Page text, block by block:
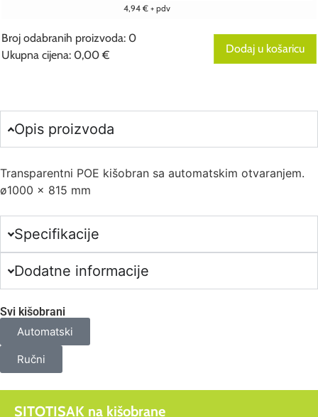
4,94 € + pdv
Broj odabranih proizvoda: 0
Ukupna cijena: 0,00 €
Your
total
0,00 €
Dodaj u košaricu
Opis proizvoda
Transparentni POE kišobran sa automatskim otvaranjem.
ø1000 x 815 mm
Specifikacije
Dodatne informacije
Svi kišobrani
Automatski
Ručni
SITOTISAK na kišobrane